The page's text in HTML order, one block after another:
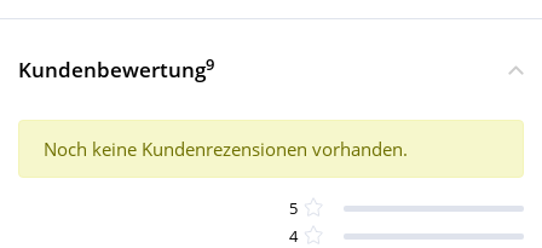
Kundenbewertung9
Noch keine Kundenrezensionen vorhanden.
5
4